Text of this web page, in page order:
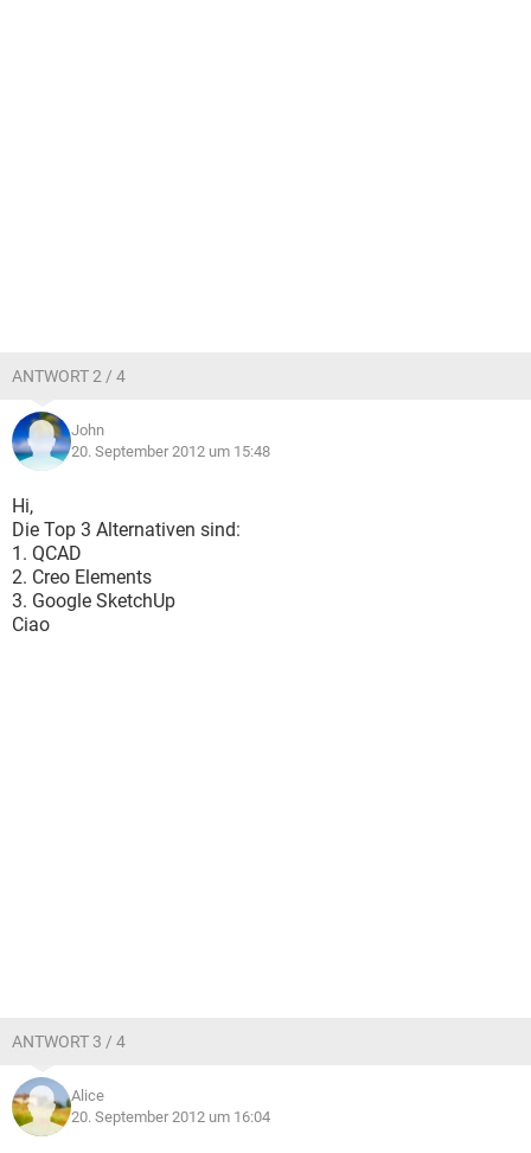
ANTWORT 2 / 4
John
20. September 2012 um 15:48
Hi,
Die Top 3 Alternativen sind:
1. QCAD
2. Creo Elements
3. Google SketchUp
Ciao
ANTWORT 3 / 4
Alice
20. September 2012 um 16:04